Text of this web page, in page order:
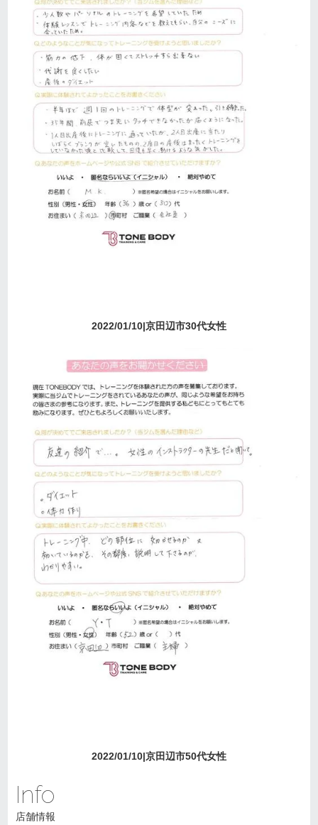
2022/01/10|京田辺市30代女性
2022/01/10|京田辺市50代女性
Info
店舗情報